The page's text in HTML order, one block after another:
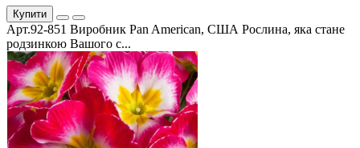
Купити
Арт.92-851 Виробник Pan American, США Рослина, яка стане
родзинкою Вашого с...